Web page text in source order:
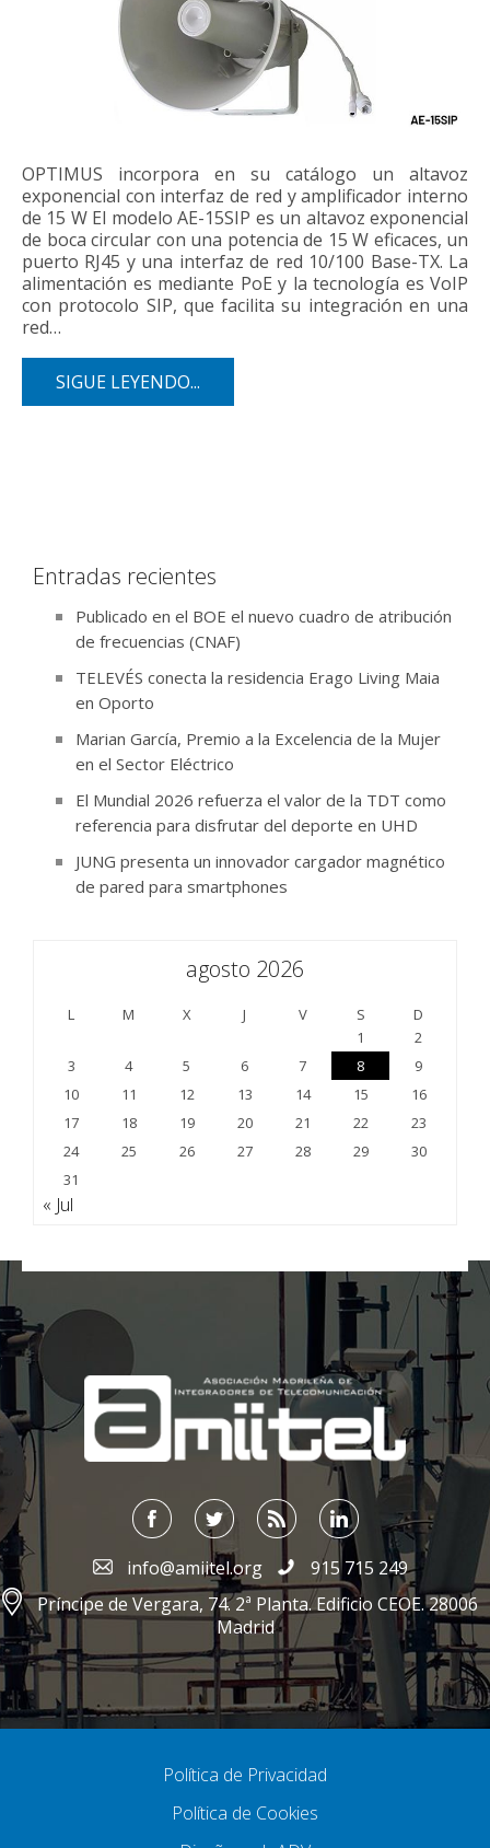
OPTIMUS incorpora en su catálogo un altavoz
exponencial con interfaz de red y amplificador interno
de 15 W El modelo AE-15SIP es un altavoz exponencial
de boca circular con una potencia de 15 W eficaces, un
puerto RJ45 y una interfaz de red 10/100 Base-TX. La
alimentación es mediante PoE y la tecnología es VoIP
con protocolo SIP, que facilita su integración en una
red…
SIGUE LEYENDO...
Entradas recientes
Publicado en el BOE el nuevo cuadro de atribución
de frecuencias (CNAF)
TELEVÉS conecta la residencia Erago Living Maia
en Oporto
Marian García, Premio a la Excelencia de la Mujer
en el Sector Eléctrico
El Mundial 2026 refuerza el valor de la TDT como
referencia para disfrutar del deporte en UHD
JUNG presenta un innovador cargador magnético
de pared para smartphones
agosto 2026
L M X J V S
D
1
2
3
4 5 6 7 8
9
10
11 12 13 14 15
16
17
18 19 20 21 22
23
24
25 26 27 28 29
30
31
« Jul
;
info@amiitel.org
915 715 249
Príncipe de Vergara, 74. 2ª Planta. Edificio CEOE. 28006
Madrid
Política de Privacidad
Política de Cookies